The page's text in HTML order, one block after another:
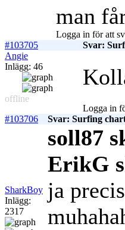
man
Logga in för att
#103705
Svar:
Angie
Inlägg: 46
offline
Logga in
#103706
Svar: Surfing
SharkBoy
Inlägg:
2317
soll87
ErikG
ja